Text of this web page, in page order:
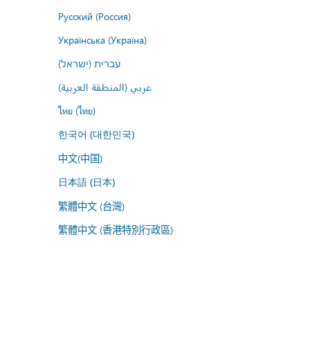
Русский (Россия)
Українська (Україна)
עברית (ישראל)
عربي (المنطقة العربية)
ไทย (ไทย)
한국어 (대한민국)
中文(中国)
日本語 (日本)
繁體中文 (台灣)
繁體中文 (香港特別行政區)